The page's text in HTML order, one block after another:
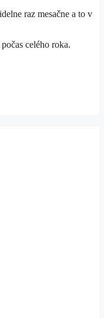
raz mesačne a to v
celého roka.